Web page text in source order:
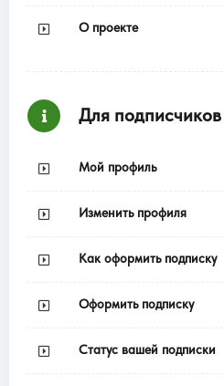
О проекте
Для подписчиков
Мой профиль
Изменить профиля
Как оформить подписку
Оформить подписку
Статус вашей подписки